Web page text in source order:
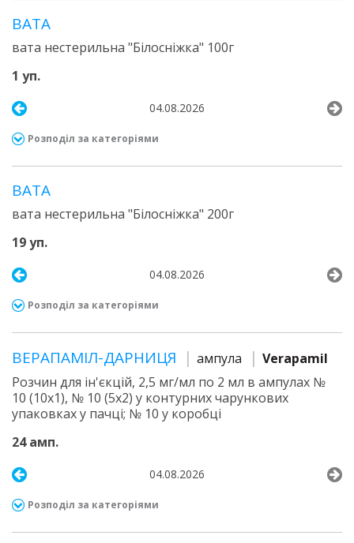
ВАТА
вата нестерильна "Білосніжка" 100г
1 уп.
04.08.2026
Розподіл за категоріями
ВАТА
вата нестерильна "Білосніжка" 200г
19 уп.
04.08.2026
Розподіл за категоріями
ВЕРАПАМІЛ-ДАРНИЦЯ ампула
Verapamil
Розчин для ін'єкцій, 2,5 мг/мл по 2 мл в ампулах №
10 (10х1), № 10 (5х2) у контурних чарункових
упаковках у пачці; № 10 у коробці
24 амп.
04.08.2026
Розподіл за категоріями